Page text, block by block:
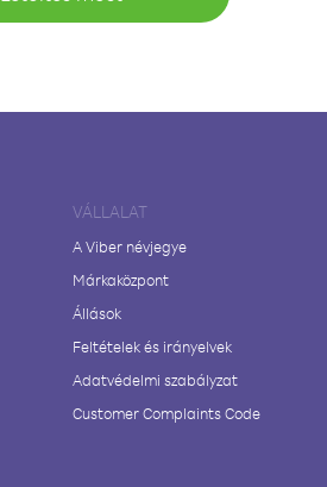
VÁLLALAT
A Viber névjegye
Márkaközpont
Állások
Feltételek és irányelvek
Adatvédelmi szabályzat
Customer Complaints Code